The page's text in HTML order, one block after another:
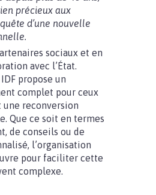
précieux aux
d’une nouvelle
sociaux et en
avec l’État.
propose un
complet pour ceux
reconversion
Que ce soit en termes
de conseils ou de
l’organisation
pour faciliter cette
complexe.